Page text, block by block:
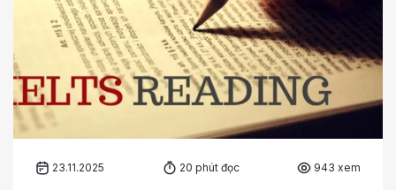
23.11.2025 20 phút đọc 943 xem